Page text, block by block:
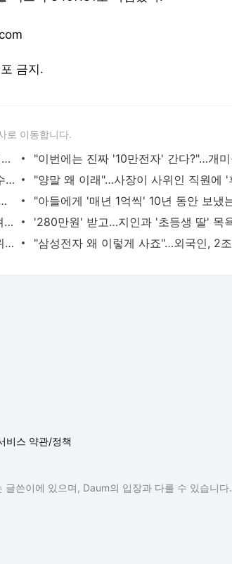
금지.
로 이동합니다.
"80명만 추첨" LG전자 직원 2000명 몰려든 이유가…'파격'
"무료 국수 맛있게 먹었잖아"…한수원 현수막에 경주 '발칵'
데…"알고보니 친자 아냐" 발칵
[단독] 국민연금의 '대반전'…"망한다" 우려 쏟아지더니 1년 만에
한국 부자 '이민' 이렇게 많다니…'세계 4위' 빨간불 켜졌다 [글로벌 머니 X파일]
비스 약관/정책
쓴이에 있으며, Daum의 입장과 다를 수 있습니다.